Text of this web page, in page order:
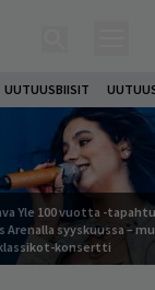
UUTUUSBIISIT
Yle 100 vuotta -
Arenalla syyskuussa –
konsertti